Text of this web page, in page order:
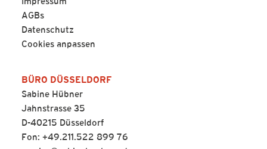
Impressum
AGBs
Datenschutz
Cookies anpassen
BÜRO DÜSSELDORF
Sabine Hübner
Jahnstrasse 35
D-40215 Düsseldorf
Fon: +49.211.522 899 76